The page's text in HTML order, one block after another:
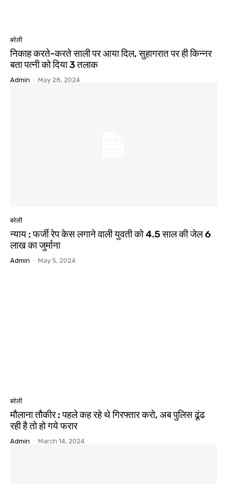
बरेली
निकाह करते-करते साली पर आया दिल, सुहागरात पर ही किन्नर
बता पत्नी को दिया 3 तलाक
Admin - May 28, 2024
बरेली
न्याय : फर्जी रेप केस लगाने वाली युवती को 4.5 साल की जेल 6
लाख का जुर्माना
Admin - May 5, 2024
बरेली
मौलाना तौकीर : पहले कह रहे थे गिरफ्तार करो, अब पुलिस ढूंढ
रही है तो हो गये फरार
Admin - March 14, 2024